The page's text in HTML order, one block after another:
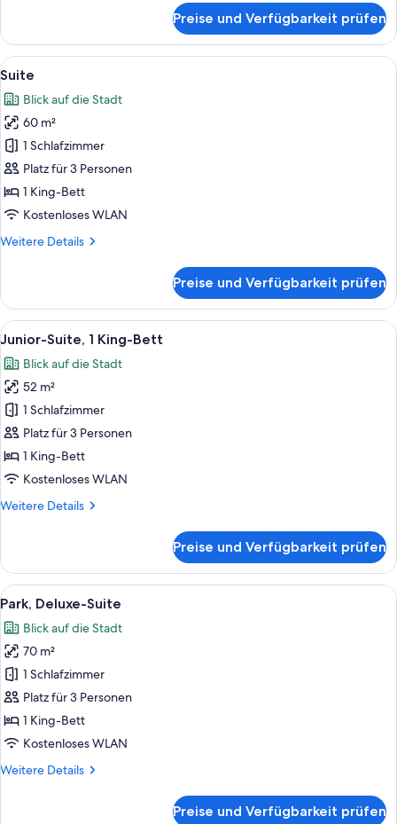
(Diplomat)
Preise und Verfügbarkeit prüfen
Alle
Fotos
für
Suite
anzeigen
Suite | Allergikerbettwaren, Minibar,
6
Suite
Blick auf die Stadt
60 m²
1 Schlafzimmer
Platz für 3 Personen
1 King-Bett
Kostenloses WLAN
Weitere Details
Weitere
Preise und Verfügbarkeit prüfen
Alle
Fotos
für
Junior-
Suite,
1 King-
Bett
anzeigen
Junior-Suite, 1 King-Bett | Ausblick
4
Junior-Suite, 1 King-Bett
Blick auf die Stadt
52 m²
1 Schlafzimmer
Platz für 3 Personen
1 King-Bett
Kostenloses WLAN
Weitere Details
Weitere
Suite,
1 King-
Bett
Preise und Verfügbarkeit prüfen
Alle
Fotos
für
Park,
Deluxe-
Suite
anzeigen
5
Park, Deluxe-Suite
Blick auf die Stadt
70 m²
1 Schlafzimmer
Platz für 3 Personen
1 King-Bett
Kostenloses WLAN
Weitere Details
Weitere
Preise und Verfügbarkeit prüfen